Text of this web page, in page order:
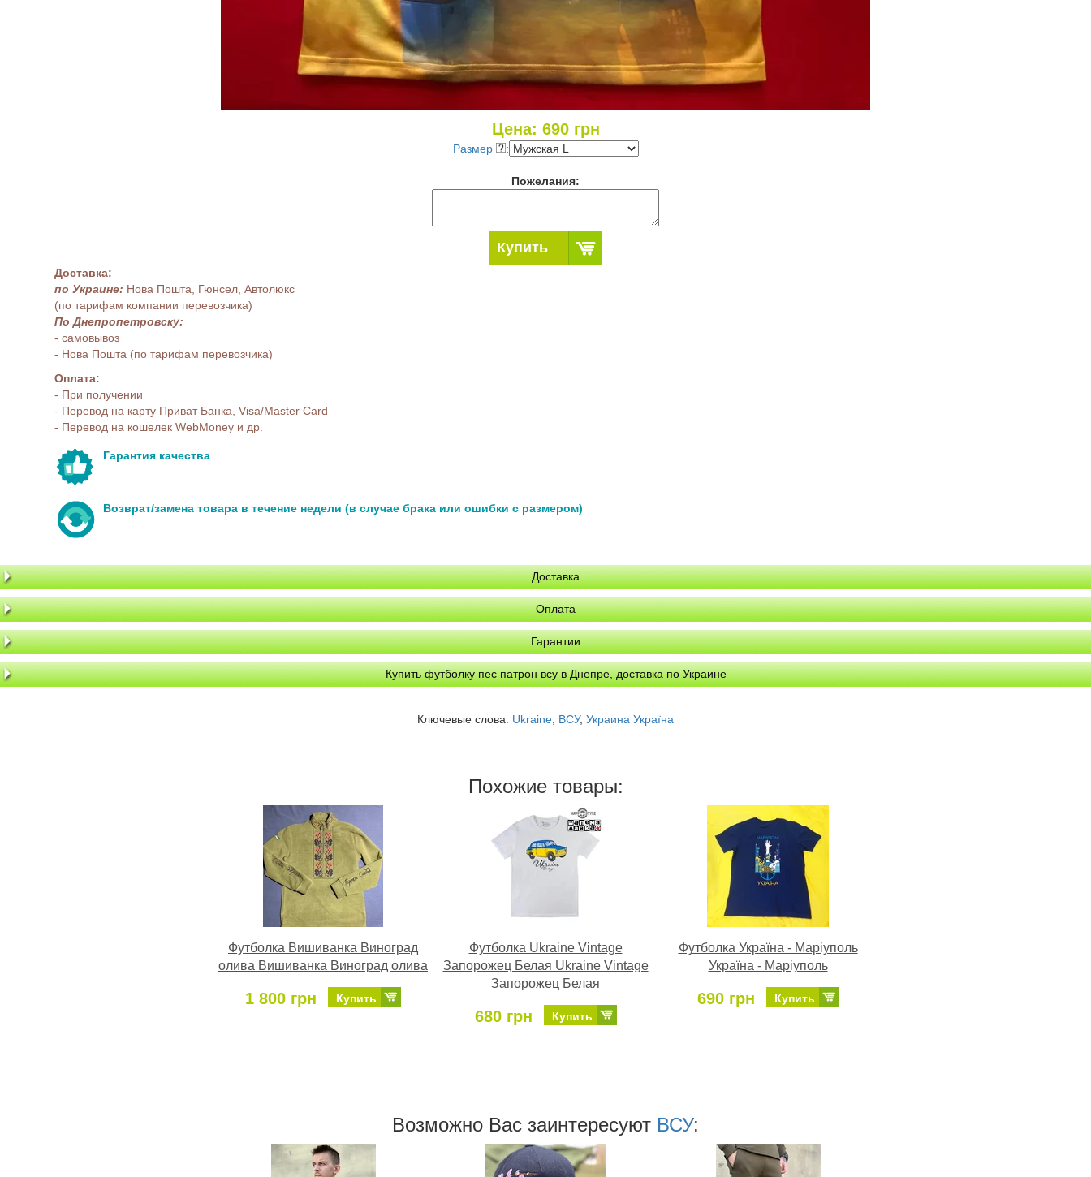
Цена: 690грн
Размер :
Пожелания:
Купить
Доставка:
по Украине: Нова Пошта, Гюнсел, Автолюкс
(по тарифам компании перевозчика)
По Днепропетровску:
- самовывоз
- Нова Пошта (по тарифам перевозчика)
Оплата:
- При получении
- Перевод на карту Приват Банка, Visa/Master Card
- Перевод на кошелек WebMoney и др.
Гарантия качества
Возврат/замена товара в течение недели (в случае брака или ошибки с размером)
Доставка
Оплата
Гарантии
Купить футболку пес патрон всу в Днепре, доставка по Украине
Ключевые слова: Ukraine ВСУ, Украина Україна
Похожие товары:
Футболка Вишиванка Виноград
олива Вишиванка Виноград олива
1 800 грн Купить
Футболка Ukraine Vintage
Запорожец Белая Ukraine Vintage
Запорожец Белая
680 грн Купить
Футболка Україна - Маріуполь
Україна - Маріуполь
690 грн Купить
Возможно Ваc заинтересуют ВСУ: